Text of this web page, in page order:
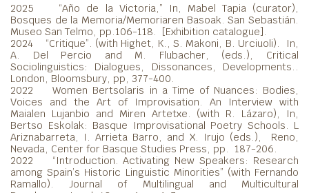
2025 “Año de la Victoria,” In, Mabel Tapia (curator),
Bosques de la Memoria/Memoriaren Basoak. San Sebastián.
Museo San Telmo, pp.106-118. [Exhibition catalogue].
2024 “Critique”. (with Highet, K., S. Makoni, B. Urciuoli). In,
A. Del Percio and M. Flubacher, (eds.), Critical
Sociolinguistics: Dialogues, Dissonances, Developments..
London, Bloomsbury, pp, 377-400.
2022 Women Bertsolaris in a Time of Nuances: Bodies,
Voices and the Art of Improvisation. An Interview with
Maialen Lujanbio and Miren Artetxe. (with R. Lázaro), In,
Bertso Eskolak: Basque Improvisational Poetry Schools. L
Ariznabarreta, I. Arrieta Barro, and X. Irujo (eds.), Reno,
Nevada, Center for Basque Studies Press, pp. 187-206.
2022 “Introduction. Activating New Speakers: Research
among Spain’s Historic Linguistic Minorities” (with Fernando
Ramallo). Journal of Multilingual and Multicultural